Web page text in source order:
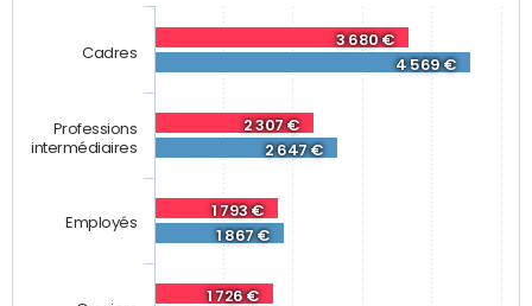
3 680 €
2 307 €
1 793 €
1 726 €
4 569 €
2 647 €
1 867 €
Cadres
Professions
intermédiaires
Employés